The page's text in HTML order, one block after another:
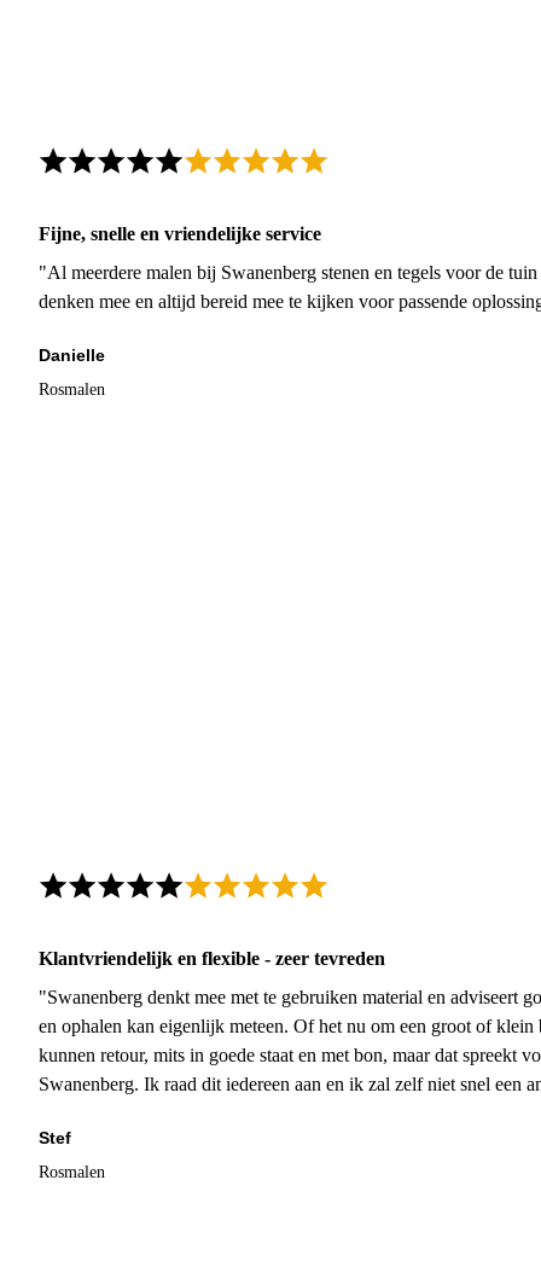
Fijne, snelle en vriendelijke service
"Al meerdere malen bij Swanenberg stenen en tegels voor de
denken mee en altijd bereid mee te kijken voor passende
Danielle
Rosmalen
Klantvriendelijk en flexible - zeer tevreden
"Swanenberg denkt mee met te gebruiken material en adviseert
en ophalen kan eigenlijk meteen. Of het nu om een groot of
kunnen retour, mits in goede staat en met bon, maar dat spreekt
Swanenberg. Ik raad dit iedereen aan en ik zal zelf niet snel een
Stef
Rosmalen